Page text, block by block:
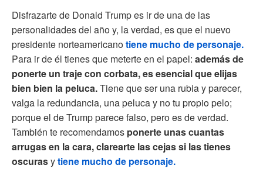
Disfrazarte de Donald Trump es ir de una de las
personalidades del año y, la verdad, es que el nuevo
presidente norteamericanotiene mucho de personaje.
Para ir de él tienes que meterte en el papel: además de
ponerte un traje con corbata, es esencial que elijas
bien bien la peluca.Tiene que ser una rubia y parecer,
valga la redundancia, una peluca y no tu propio pelo;
porque el de Trump parece falso, pero es de verdad.
También te recomendamos ponerte unas cuantas
arrugas en la cara, clarearte las cejas si las tienes
oscurasytiene mucho de personaje.